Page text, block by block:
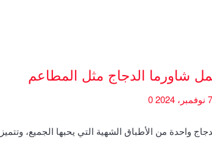
شاورما الدجاج مثل المطاعم
واحدة من الأطباق الشهية التي يحبها الجميع،